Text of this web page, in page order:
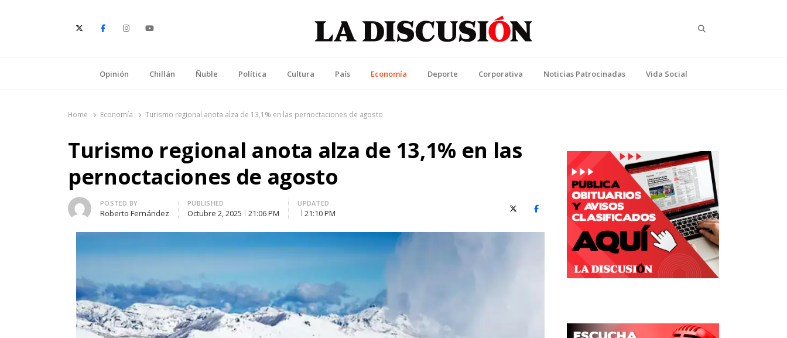
Opinión Chillán Ñuble Política Cultura País Economía Deporte Corporativa Noticias Patrocinadas Vida Social
Home Economía Turismo regional anota alza de 13,1% en las pernoctaciones de agosto
Turismo regional anota alza de 13,1% en las
pernoctaciones de agosto
Author
POSTED BY
Roberto Fernández
PUBLISHED
Octubre 2, 2025 21:06 PM
UPDATED
21:10 PM X (Twitter)Facebook